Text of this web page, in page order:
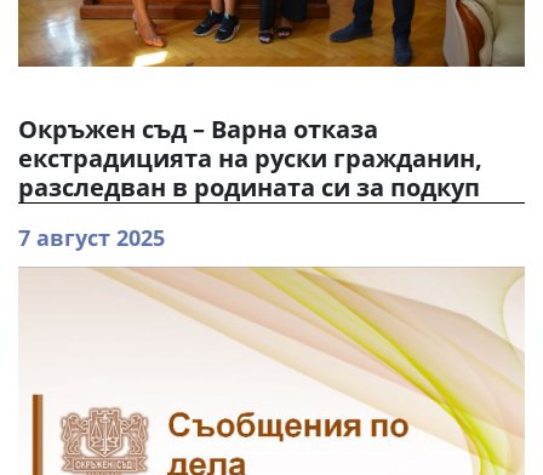
Окръжен съд – Варна отказа
екстрадицията на руски гражданин,
разследван в родината си за подкуп
7 август 2025